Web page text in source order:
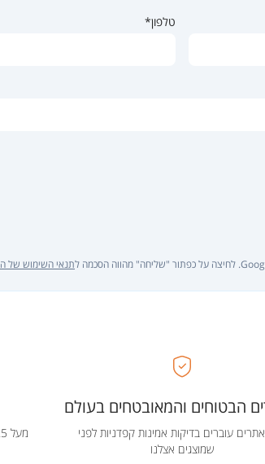
טלפון*
תנאי השימוש של
הבטוחים והמאובטחים בעולם
עוברים בדיקות אמינות קפדניות לפני
שמוצגים אצלנו